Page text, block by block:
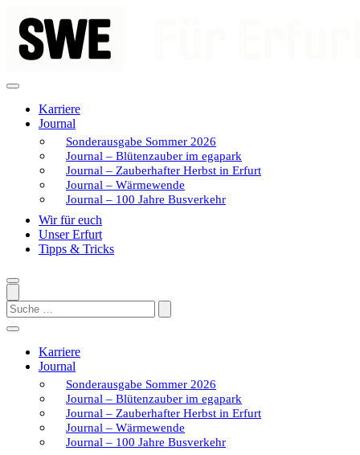
Inhalt
springen
Karriere
Journal
Sonderausgabe Sommer 2026
Journal – Blütenzauber im egapark
Journal – Zauberhafter Herbst in Erfurt
Journal – Wärmewende
Journal – 100 Jahre Busverkehr
Wir für euch
Unser Erfurt
Tipps & Tricks
Search
Karriere
Journal
Sonderausgabe Sommer 2026
Journal – Blütenzauber im egapark
Journal – Zauberhafter Herbst in Erfurt
Journal – Wärmewende
Journal – 100 Jahre Busverkehr